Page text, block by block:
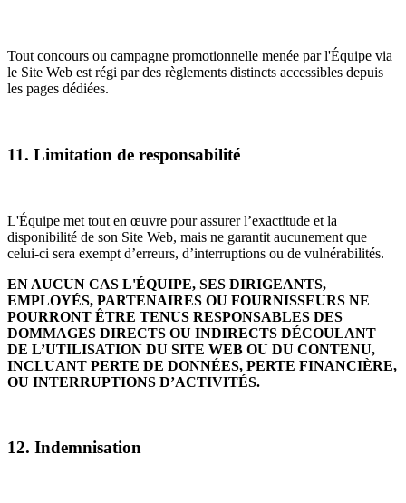
Tout concours ou campagne promotionnelle menée par l'Équipe via
le Site Web est régi par des règlements distincts accessibles depuis
les pages dédiées.
11. Limitation de responsabilité
L'Équipe met tout en œuvre pour assurer l’exactitude et la
disponibilité de son Site Web, mais ne garantit aucunement que
celui-ci sera exempt d’erreurs, d’interruptions ou de vulnérabilités.
EN AUCUN CAS L'ÉQUIPE, SES DIRIGEANTS,
EMPLOYÉS, PARTENAIRES OU FOURNISSEURS NE
POURRONT ÊTRE TENUS RESPONSABLES DES
DOMMAGES DIRECTS OU INDIRECTS DÉCOULANT
DE L’UTILISATION DU SITE WEB OU DU CONTENU,
INCLUANT PERTE DE DONNÉES, PERTE FINANCIÈRE,
OU INTERRUPTIONS D’ACTIVITÉS.
12. Indemnisation